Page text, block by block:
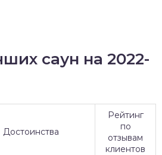
саун на 2022-
Достоинства
Рейтинг
по
отзывам
клиентов